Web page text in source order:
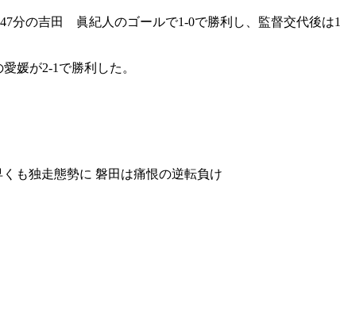
分の吉田 眞紀人のゴールで1-0で勝利し、監督交代後
媛が2-1で勝利した。
も独走態勢に 磐田は痛恨の逆転負け